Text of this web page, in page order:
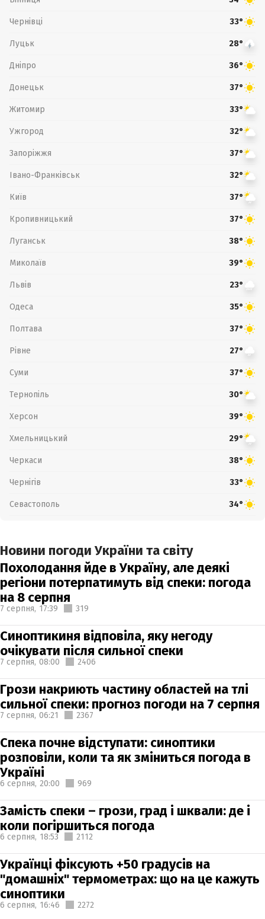
Чернівці 33°
Луцьк 28°
Дніпро 36°
Донецьк 37°
Житомир 33°
Ужгород 32°
Запоріжжя 37°
Івано-Франківськ 32°
Київ 37°
Кропивницький 37°
Луганськ 38°
Миколаїв 39°
Львів 23°
Одеса 35°
Полтава 37°
Рівне 27°
Суми 37°
Тернопіль 30°
Херсон 39°
Хмельницький 29°
Черкаси 38°
Чернігів 33°
Севастополь 34°
Новини погоди України та світу
Похолодання йде в Україну, але деякі
регіони потерпатимуть від спеки: погода
на 8 серпня
7 серпня, 17:39 319
Синоптикиня відповіла, яку негоду
очікувати після сильної спеки
7 серпня, 08:00 2406
Грози накриють частину областей на тлі
сильної спеки: прогноз погоди на 7 серпня
7 серпня, 06:21 2367
Спека почне відступати: синоптики
розповіли, коли та як зміниться погода в
Україні
6 серпня, 20:00 969
Замість спеки – грози, град і шквали: де і
коли погіршиться погода
6 серпня, 18:53 2112
Українці фіксують +50 градусів на
"домашніх" термометрах: що на це кажуть
синоптики
6 серпня, 16:46 2272